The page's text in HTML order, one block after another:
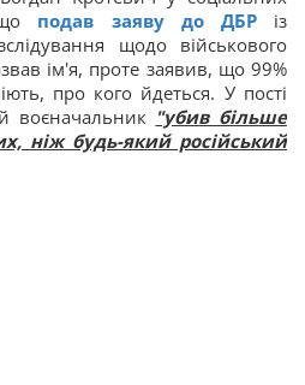
подав заяву до ДБРіз
щодо військового
ім'я, проте заявив, що 99%
про кого йдеться. У пості
воєначальник "убив більше
ніж будь-який російський